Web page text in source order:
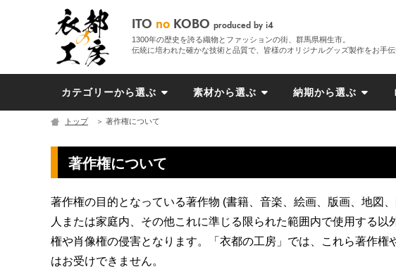
ITO no KOBO produced by i4
1300年の歴史を誇る織物とファッションの街、群馬県桐生市。
伝統に培われた確かな技術と品質で、皆様のオリジナルグッズ製作をお手伝
カテゴリーから選ぶ 素材から選ぶ 納期から選ぶ
トップ＞ 著作権について
著作権について
著作権の目的となっている著作物 (書籍、音楽、絵画、版画、地図
人または家庭内、その他これに準じる限られた範囲内で使用する
権や肖像権の侵害となります。「衣都の工房」では、これら著作
はお受けできません。